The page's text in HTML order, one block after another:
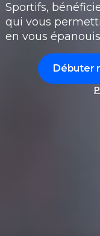
Sportifs,
qui vous
en vous
Débuter